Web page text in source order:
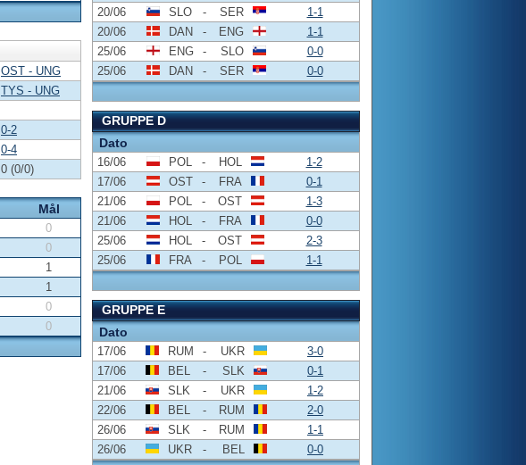
OST - UNG
TYS - UNG
0-2
0-4
0 (0/0)
Mål
0
0
1
1
0
0
20/06
SLO - SER
1-1
20/06
DAN - ENG
1-1
25/06
ENG - SLO
0-0
25/06
DAN - SER 0-0
GRUPPE D
Dato
16/06 POL - HOL
1-2
17/06
OST - FRA
0-1
21/06
POL - OST
1-3
21/06
HOL - FRA
0-0
25/06
HOL - OST
2-3
25/06
FRA - POL 1-1
GRUPPE E
Dato
17/06 RUM - UKR
3-0
17/06
BEL - SLK
0-1
21/06
SLK - UKR
1-2
22/06
BEL - RUM
2-0
26/06
SLK - RUM
1-1
26/06
UKR - BEL 0-0